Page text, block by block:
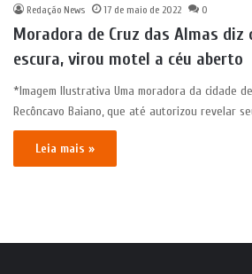
Redação News 17 de maio de 2022 0
Moradora de Cruz das Almas diz
escura, virou motel a céu aberto
*Imagem Ilustrativa Uma moradora da cidade
Recôncavo Baiano, que até autorizou revelar
Leia mais »